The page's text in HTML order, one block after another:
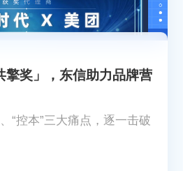
擎奖」，东信助力品牌营
“控本”三大痛点，逐一击破